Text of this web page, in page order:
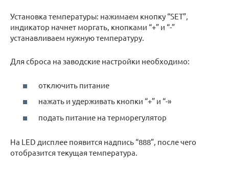
Установка температуры: нажимаем кнопку “SET”,
индикатор начнет моргать, кнопками “+” и “-”
устанавливаем нужную температуру.
Для сброса на заводские настройки необходимо:
отключить питание
нажать и удерживать кнопки “+” и “-»
подать питание на терморегулятор
На LED дисплее появится надпись “888”, после чего
отобразится текущая температура.